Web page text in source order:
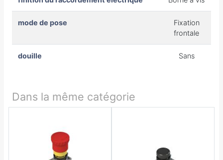
mode de pose
Fixation
frontale
douille Sans
Dans la même catégorie